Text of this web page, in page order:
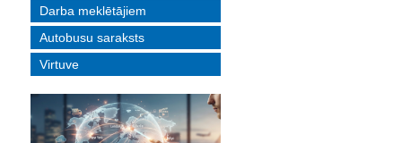
Darba meklētājiem
Autobusu saraksts
Virtuve